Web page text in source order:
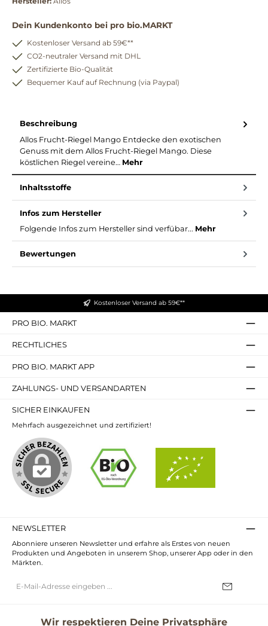
Dein Kundenkonto bei pro bio.MARKT
Kostenloser Versand ab 59€**
CO2-neutraler Versand mit DHL
Zertifizierte Bio-Qualität
Bequemer Kauf auf Rechnung (via Paypal)
Beschreibung
Allos Frucht-Riegel Mango Entdecke den exotischen
Genuss mit dem Allos Frucht-Riegel Mango. Diese
köstlichen Riegel vereine… Mehr
Inhaltsstoffe
Infos zum Hersteller
Folgende Infos zum Hersteller sind verfübar... Mehr
Bewertungen
Kostenloser Versand ab 59€**
PRO BIO. MARKT
RECHTLICHES
PRO BIO. MARKT APP
ZAHLUNGS- UND VERSANDARTEN
SICHER EINKAUFEN
Mehrfach ausgezeichnet und zertifiziert!
NEWSLETTER
Abonniere unseren Newsletter und erfahre als Erstes von neuen
Produkten und Angeboten in unserem Shop, unserer App oder in den
Märkten.
Mail-
Wir respektieren Deine Privatsphäre